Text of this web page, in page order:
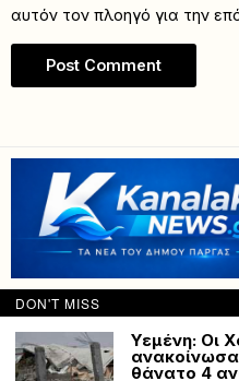
αυτόν τον πλοηγό για την
DON'T MISS
Υεμένη: Οι
θάνατο 4